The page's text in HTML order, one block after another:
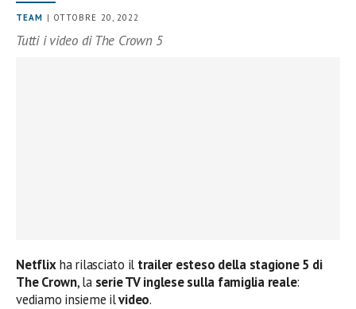
TEAM | OTTOBRE 20, 2022
Tutti i video di The Crown 5
Netflixha rilasciato il trailer esteso della stagione 5 di
The Crown, la serie TV inglese sulla famiglia reale:
vediamo insieme ilvideo.